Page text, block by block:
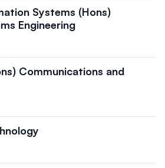
Systems (Hons)
Engineering
Communications and